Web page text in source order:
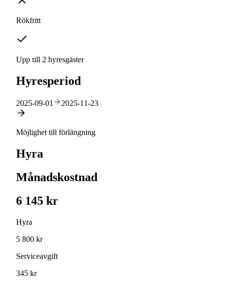
Rökfritt
Upp till 2 hyresgäster
Hyresperiod
2025-09-01 2025-11-23
Möjlighet till förlängning
Hyra
Månadskostnad
6 145 kr
Hyra
5 800 kr
Serviceavgift
345 kr